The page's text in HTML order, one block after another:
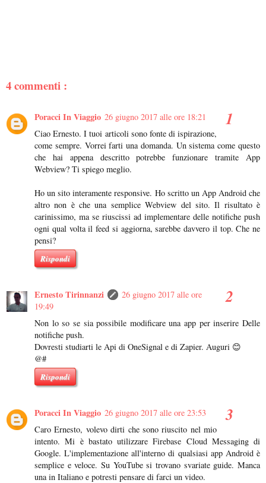
4 commenti :
Poracci In Viaggio 26 giugno 2017 alle ore 18:21
Ciao Ernesto. I tuoi articoli sono fonte di ispirazione,
come sempre. Vorrei farti una domanda. Un sistema come questo
che hai appena descritto potrebbe funzionare tramite App
Webview? Ti spiego meglio.
Ho un sito interamente responsive. Ho scritto un App Android che
altro non è che una semplice Webview del sito. Il risultato è
carinissimo, ma se riuscissi ad implementare delle notifiche push
ogni qual volta il feed si aggiorna, sarebbe davvero il top. Che ne
pensi?
Rispondi
Ernesto Tirinnanzi
26 giugno 2017 alle ore
19:49
Non lo so se sia possibile modificare una app per inserire Delle
notifiche push.
Dovresti studiarti le Api di OneSignal e di Zapier. Auguri 😊
@#
Rispondi
Poracci In Viaggio 26 giugno 2017 alle ore 23:53
Caro Ernesto, volevo dirti che sono riuscito nel mio
intento. Mi è bastato utilizzare Firebase Cloud Messaging di
Google. L'implementazione all'interno di qualsiasi app Android è
semplice e veloce. Su YouTube si trovano svariate guide. Manca
una in Italiano e potresti pensare di farci un video.